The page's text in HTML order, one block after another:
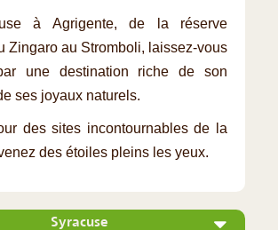
à Agrigente, de la réserve
Zingaro au Stromboli, laissez-vous
une destination riche de son
ses joyaux naturels.
des sites incontournables de la
des étoiles pleins les yeux.
Syracuse